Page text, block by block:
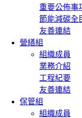
重要公佈事
節能減碳全
友善連結
營繕組
組織成員
業務介紹
工程紀要
友善連結
保管組
組織成員